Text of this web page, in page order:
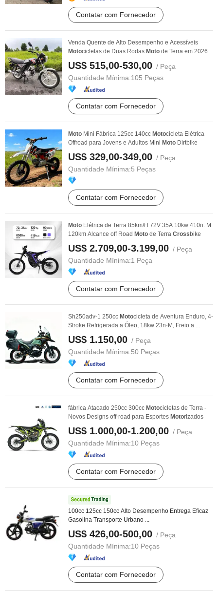
Contatar com Fornecedor
Venda Quente de Alto Desempenho e Acessíveis
Motocicletas de Duas Rodas Moto de Terra em 2026
US$ 515,00-530,00 / Peça
Quantidade Mínima:105 Peças
Contatar com Fornecedor
Moto Mini Fábrica 125cc 140cc Motocicleta Elétrica
Offroad para Jovens e Adultos Mini Moto Dirtbike
US$ 329,00-349,00 / Peça
Quantidade Mínima:5 Peças
Contatar com Fornecedor
Moto Elétrica de Terra 85km/H 72V 35A 10kw 410n. M
120km Alcance off Road Moto de Terra Crossbike
US$ 2.709,00-3.199,00 / Peça
Quantidade Mínima:1 Peça
Contatar com Fornecedor
Sh250adv-1 250cc Motocicleta de Aventura Enduro, 4-
Stroke Refrigerada a Óleo, 18kw 23n·M, Freio a ...
US$ 1.150,00 / Peça
Quantidade Mínima:50 Peças
Contatar com Fornecedor
fábrica Atacado 250cc 300cc Motocicletas de Terra -
Novos Designs off-road para Esportes Motorizados
US$ 1.000,00-1.200,00 / Peça
Quantidade Mínima:10 Peças
Contatar com Fornecedor
100cc 125cc 150cc Alto Desempenho Entrega Eficaz
Gasolina Transporte Urbano ...
US$ 426,00-500,00 / Peça
Quantidade Mínima:10 Peças
Contatar com Fornecedor